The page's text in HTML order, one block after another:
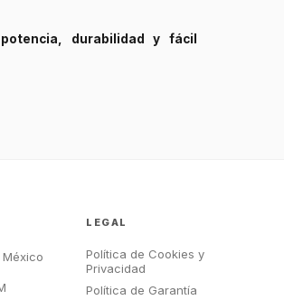
durabilidad y fácil
Métodos de envío y entrega
Ver sucursales y contacto
LEGAL
Política de Cookies y
Privacidad
Política de Garantía